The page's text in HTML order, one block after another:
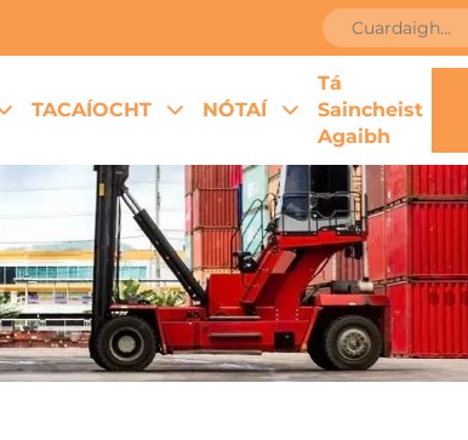
TACAÍOCHT NÓTAÍ
Tá
Saincheist
Agaibh